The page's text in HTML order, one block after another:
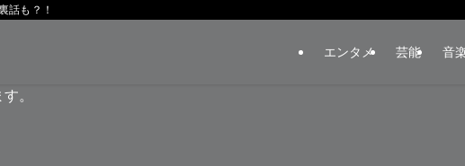
話も？！
エンタメ 芸能 音
。